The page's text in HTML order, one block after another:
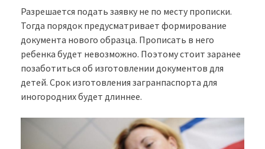
Разрешается подать заявку не по месту прописки.
Тогда порядок предусматривает формирование
документа нового образца. Прописать в него
ребенка будет невозможно. Поэтому стоит заранее
позаботиться об изготовлении документов для
детей. Срок изготовления загранпаспорта для
иногородних будет длиннее.